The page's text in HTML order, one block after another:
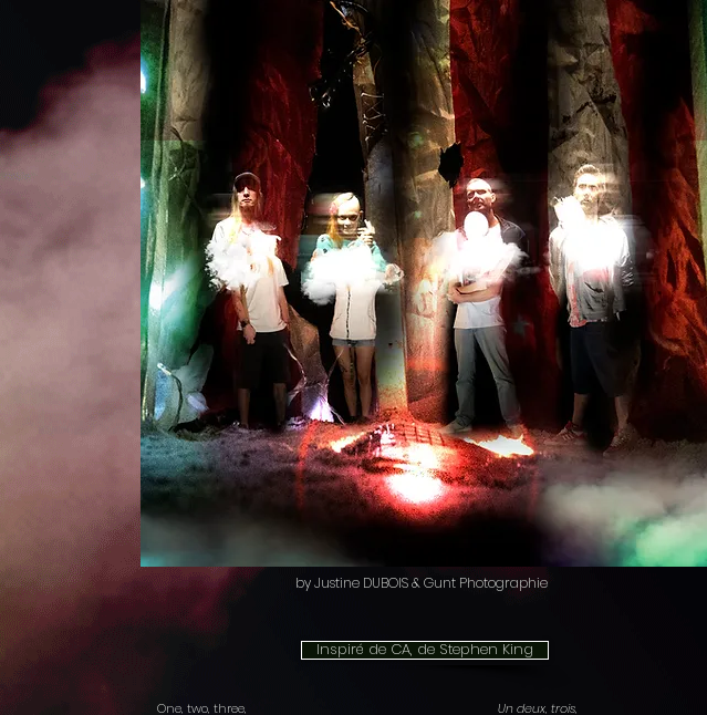
by Justine DUBOIS & Gunt Photographie
Inspiré de CA, de Stephen King
One, two, three,
Un deux, trois,